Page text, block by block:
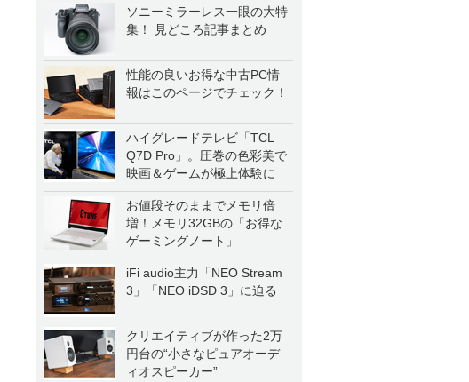
ソニーミラーレス一眼の大特
集！ 見どころ記事まとめ
性能の良いお得な中古PC情
報はこのページでチェック！
ハイグレードテレビ「TCL
Q7D Pro」。圧巻の色彩美で
映画＆ゲームが極上体験に
お値段そのままでメモリ倍
増！メモリ32GBの「お得な
ゲーミングノート」
iFi audio主力「NEO Stream
3」「NEO iDSD 3」に迫る
クリエイティブが作った2万
円台の“小さなピュアオーデ
ィオスピーカー”